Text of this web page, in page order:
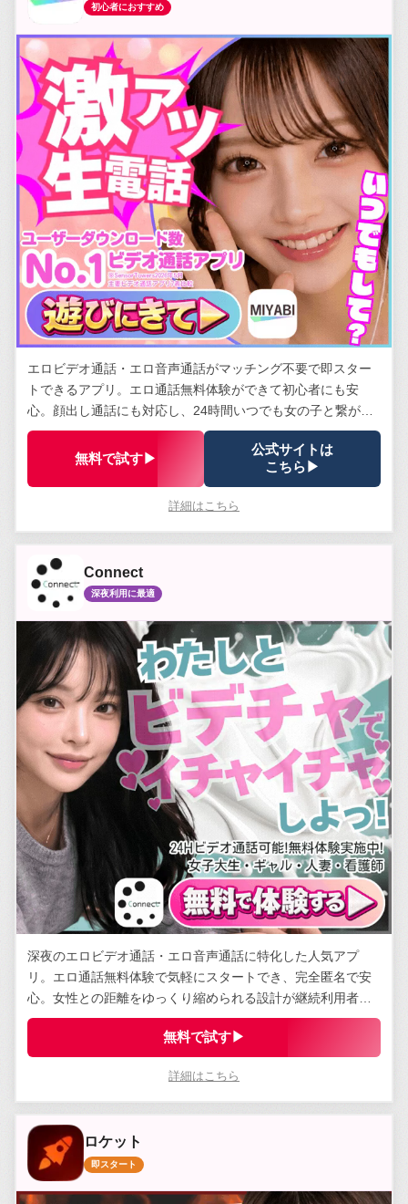
初心者におすすめ
エロビデオ通話・エロ音声通話がマッチング不要で即スター
トできるアプリ。エロ通話無料体験ができて初心者にも安
心。顔出し通話にも対応し、24時間いつでも女の子と繋がれ
る。安全管理体制は業界トップクラス。
無料で試す▶
公式サイトは
こちら▶
詳細はこちら
Connect
深夜利用に最適
深夜のエロビデオ通話・エロ音声通話に特化した人気アプ
リ。エロ通話無料体験で気軽にスタートでき、完全匿名で安
心。女性との距離をゆっくり縮められる設計が継続利用者に
支持されている。
無料で試す▶
詳細はこちら
ロケット
即スタート